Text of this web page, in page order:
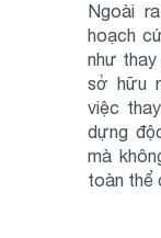
Ngoài
hoạch
như
sở hữu
việc
dựng
mà
toàn thể